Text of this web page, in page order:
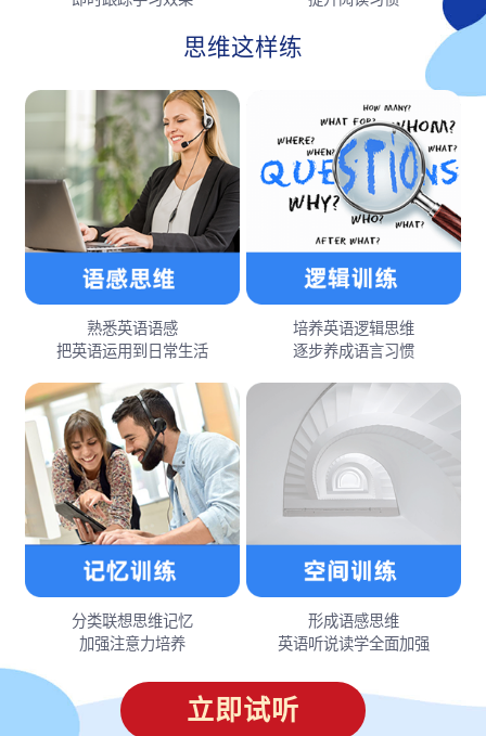
思维这样练
熟悉英语语感
把英语运用到日常生活
培养英语逻辑思维
逐步养成语言习惯
分类联想思维记忆
加强注意力培养
形成语感思维
英语听说读学全面加强
立即试听